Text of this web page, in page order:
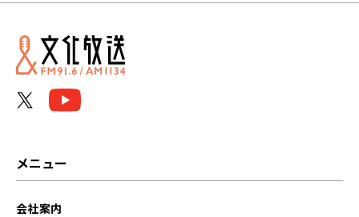
2026年05月
2026年04月
メニュー
会社案内